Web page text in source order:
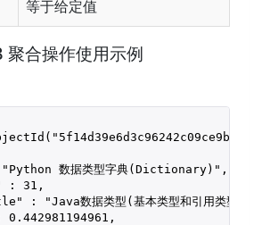
等于给定值
合操作使用示例
数据类型字典(Dictionary)",
: 31,
: "Java数据类型(基本类型和引用类型)",
0.442981194961,